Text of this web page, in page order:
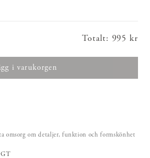
Totalt: Pris :
995 kr
i varukorgen
omsorg om detaljer, funktion och formskönhet